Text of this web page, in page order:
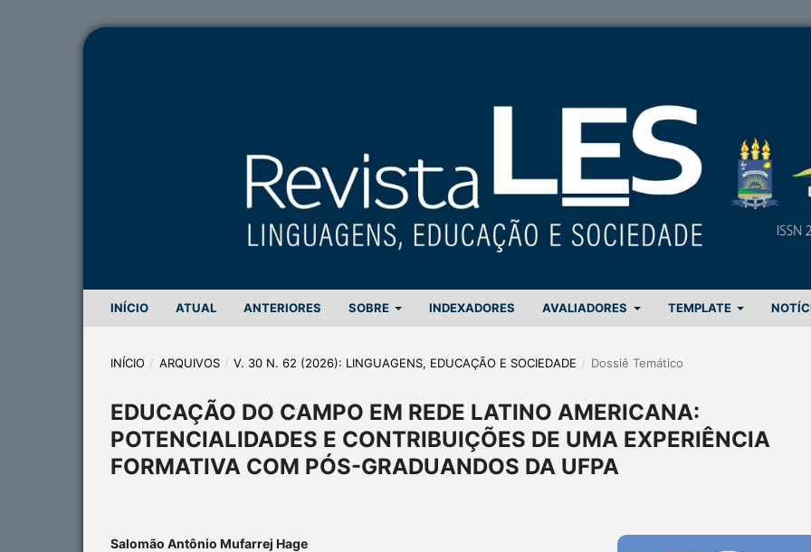
INÍCIO ATUAL ANTERIORES SOBRE INDEXADORES AVALIADORES TEMPLATE
INÍCIO / ARQUIVOS / V. 30 N. 62 (2026): LINGUAGENS, EDUCAÇÃO E SOCIEDADE / Dossiê Temático
EDUCAÇÃO DO CAMPO EM REDE LATINO AMERICANA:
POTENCIALIDADES E CONTRIBUIÇÕES DE UMA EXPERIÊNCIA
FORMATIVA COM PÓS-GRADUANDOS DA UFPA
Salomão Antônio Mufarrej Hage